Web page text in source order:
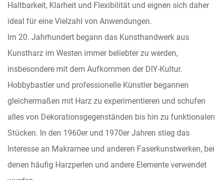
Haltbarkeit, Klarheit und Flexibilität und eignen sich daher
ideal für eine Vielzahl von Anwendungen.
Im 20. Jahrhundert begann das Kunsthandwerk aus
Kunstharz im Westen immer beliebter zu werden,
insbesondere mit dem Aufkommen der DIY-Kultur.
Hobbybastler und professionelle Künstler begannen
gleichermaßen mit Harz zu experimentieren und schufen
alles von Dekorationsgegenständen bis hin zu funktionalen
Stücken. In den 1960er und 1970er Jahren stieg das
Interesse an Makramee und anderen Faserkunstwerken, bei
denen häufig Harzperlen und andere Elemente verwendet